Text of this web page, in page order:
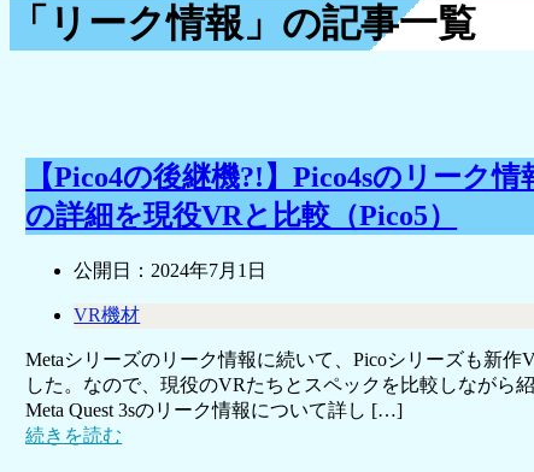
「リーク情報」の記事一覧
【Pico4の後継機?!】Pico4sのリーク
の詳細を現役VRと比較（Pico5）
公開日： 2024年7月1日
VR機材
Metaシリーズのリーク情報に続いて、Picoシリーズも新作
した。なので、現役のVRたちとスペックを比較しながら
Meta Quest 3sのリーク情報について詳し […]
続きを読む